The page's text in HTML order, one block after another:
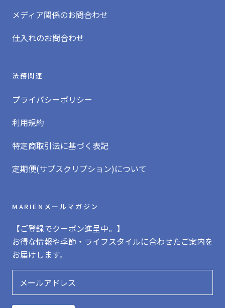
メディア関係のお問合わせ
仕入れのお問合わせ
法務関連
プライバシーポリシー
利用規約
特定商取引法に基づく表記
定期便(サブスクリプション)について
MARIENメールマガジン
【ご登録でクーポン進呈中。】
お得な情報や季節・ライフスタイルに合わせたご案内を
お届けします。